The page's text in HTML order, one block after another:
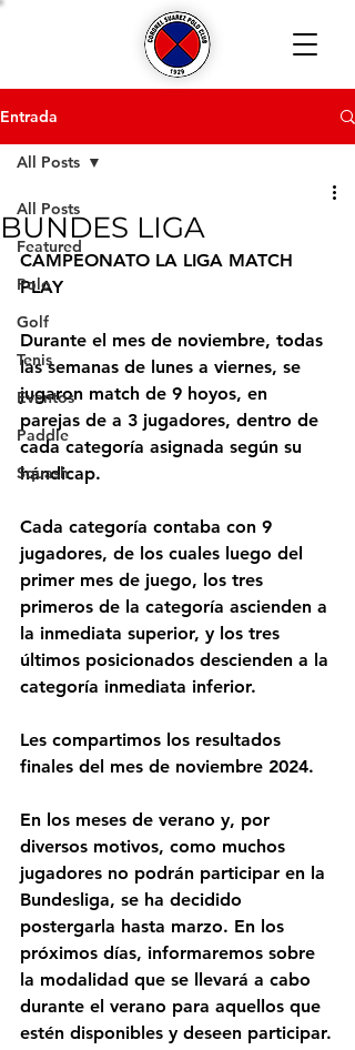
Entrada
All Posts
Featured
Polo
Golf
Tenis
Eventos
Paddle
Squash
All Posts
BUNDES LIGA
CAMPEONATO LA LIGA MATCH
PLAY
Durante el mes de noviembre, todas
las semanas de lunes a viernes, se
jugaron match de 9 hoyos, en
parejas de a 3 jugadores, dentro de
cada categoría asignada según su
hándicap.
Cada categoría contaba con 9
jugadores, de los cuales luego del
primer mes de juego, los tres
primeros de la categoría ascienden a
la inmediata superior, y los tres
últimos posicionados descienden a la
categoría inmediata inferior.
Les compartimos los resultados
finales del mes de noviembre 2024.
En los meses de verano y, por
diversos motivos, como muchos
jugadores no podrán participar en la
Bundesliga, se ha decidido
postergarla hasta marzo. En los
próximos días, informaremos sobre
la modalidad que se llevará a cabo
durante el verano para aquellos que
estén disponibles y deseen participar.